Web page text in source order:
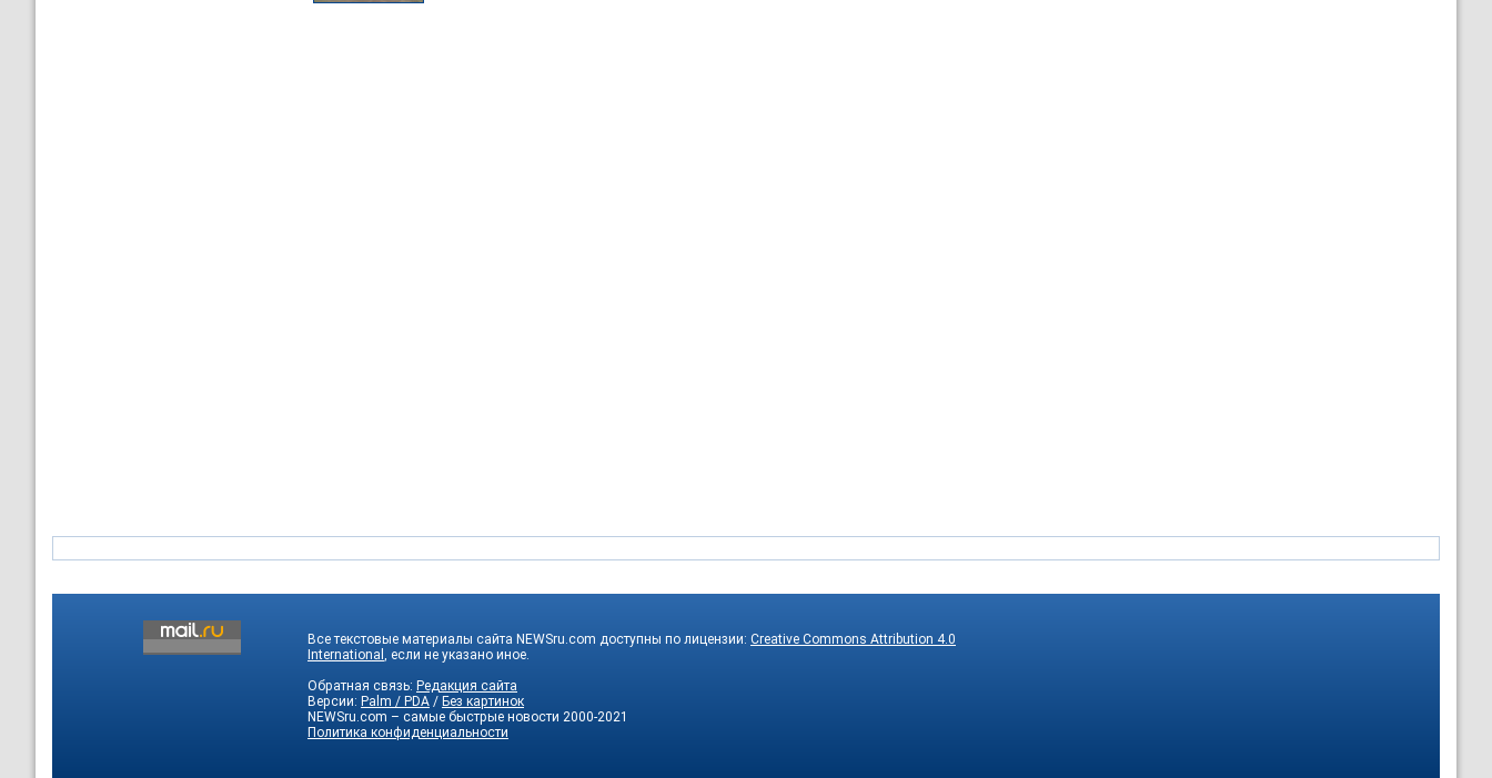
Все текстовые материалы сайта NEWSru.com доступны по лицензии: Creative Commons Attribution 4.0
International , если не указано иное.
Обратная связь: Редакция сайта
Версии: Palm / PDA / Без картинок
NEWSru.com – самые быстрые новости 2000-2021
Политика конфиденциальности